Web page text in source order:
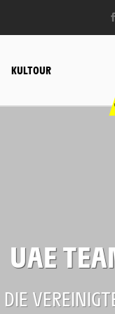
KULTOUR
UAE
DIE